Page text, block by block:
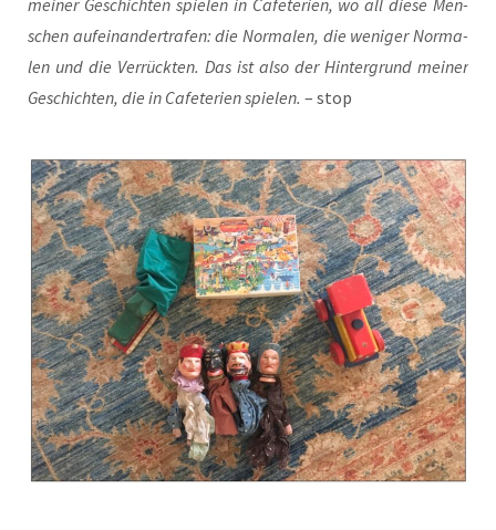
schen auf­ein­an­der­tra­fen: die Nor­ma­len, die weni­ger Nor­ma­
len und die Ver­rück­ten. Das ist also der Hin­ter­grund mei­ner
Geschich­ten, die in Cafe­te­ri­en spie­len. – stop